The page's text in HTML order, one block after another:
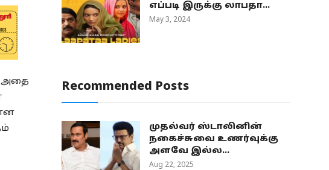
அதை
எப்படி இருக்கு லாபதா...
May 3, 2024
Recommended Posts
முதல்வர் ஸ்டாலினின்
நகைச்சுவை உணர்வுக்கு
அளவே இல்ல...
Aug 22, 2025